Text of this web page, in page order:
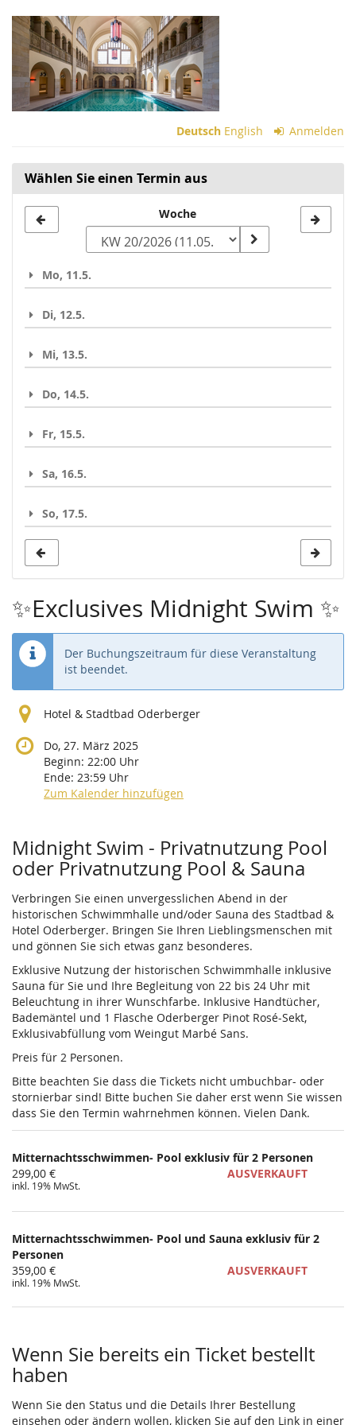
Zum
Haupt-
Inhalt
springen
Deutsch English Anmelden
Wählen Sie einen Termin aus
zur
auswählen
Woche
Mo, 11.5.
Di, 12.5.
Mi, 13.5.
Do, 14.5.
Fr, 15.5.
Sa, 16.5.
So, 17.5.
✨Exclusives Midnight Swim ✨
Der Buchungszeitraum für diese Veranstaltung
ist beendet.
Hotel & Stadtbad Oderberger
Do, 27. März 2025
Beginn: 22:00 Uhr
Ende: 23:59 Uhr
Zum Kalender hinzufügen
Produkte
Midnight Swim - Privatnutzung Pool
oder Privatnutzung Pool & Sauna
Verbringen Sie einen unvergesslichen Abend in der
historischen Schwimmhalle und/oder Sauna des Stadtbad &
Hotel Oderberger. Bringen Sie Ihren Lieblingsmenschen mit
und gönnen Sie sich etwas ganz besonderes.
Exklusive Nutzung der historischen Schwimmhalle inklusive
Sauna für Sie und Ihre Begleitung von 22 bis 24 Uhr mit
Beleuchtung in ihrer Wunschfarbe. Inklusive Handtücher,
Bademäntel und 1 Flasche Oderberger Pinot Rosé-Sekt,
Exklusivabfüllung vom Weingut Marbé Sans.
Preis für 2 Personen.
Bitte beachten Sie dass die Tickets nicht umbuchbar- oder
stornierbar sind! Bitte buchen Sie daher erst wenn Sie wissen
dass Sie den Termin wahrnehmen können. Vielen Dank.
Mitternachtsschwimmen- Pool exklusiv für 2 Personen
299,00 €
inkl. 19% MwSt.
AUSVERKAUFT
Mitternachtsschwimmen- Pool und Sauna exklusiv für 2
Personen
359,00 €
inkl. 19% MwSt.
AUSVERKAUFT
Wenn Sie bereits ein Ticket bestellt
haben
Wenn Sie den Status und die Details Ihrer Bestellung
einsehen oder ändern wollen, klicken Sie auf den Link in einer